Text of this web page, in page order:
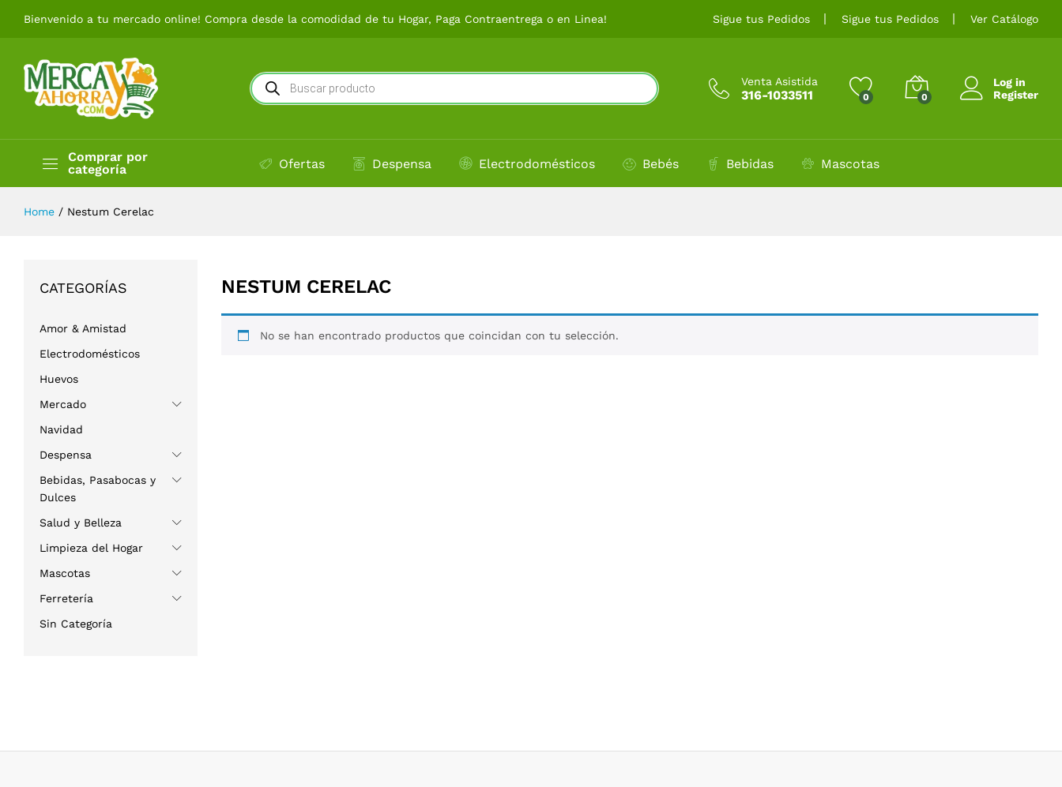
Bienvenido a tu mercado online! Compra desde la comodidad de tu Hogar, Paga Contraentrega o en Linea! Sigue tus Pedidos Sigue tus Pedidos Ver Catálogo
Búsqueda
de
productos
Venta Asistida
316-1033511 0 0
Log in
Register
Comprar por
categoría
Dulces
Ofertas Despensa Electrodomésticos Bebés Bebidas Mascotas
Home / Nestum Cerelac
NESTUM CERELAC
No se han encontrado productos que coincidan con tu selección.
CATEGORÍAS
Amor & Amistad
Electrodomésticos
Huevos
Mercado
Navidad
Despensa
Bebidas, Pasabocas y
Dulces
Salud y Belleza
Limpieza del Hogar
Mascotas
Ferretería
Sin Categoría